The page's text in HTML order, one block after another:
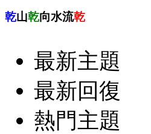
乾山乾向水流乾
最新主題
最新回復
熱門主題